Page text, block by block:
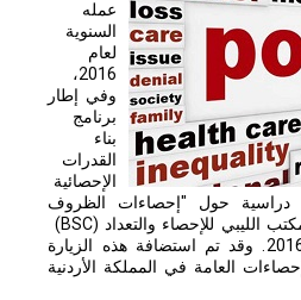
عمله
السنوية
لعام
2016،
وفي إطار
برنامج
بناء
القدرات
الإحصائية
حول "إحصاءات الظروف
الليبي للإحصاء والتعداد (BSC
)
في فترة 17- 20 أكتوبر 2016. وقد تم استضافة هذه الزيارة
العامة في المملكة الأردنية